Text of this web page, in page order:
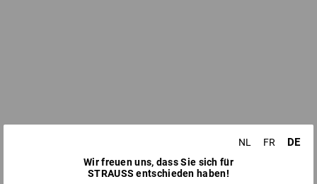
NL FR DE
Wir freuen uns, dass Sie sich für
STRAUSS entschieden haben!